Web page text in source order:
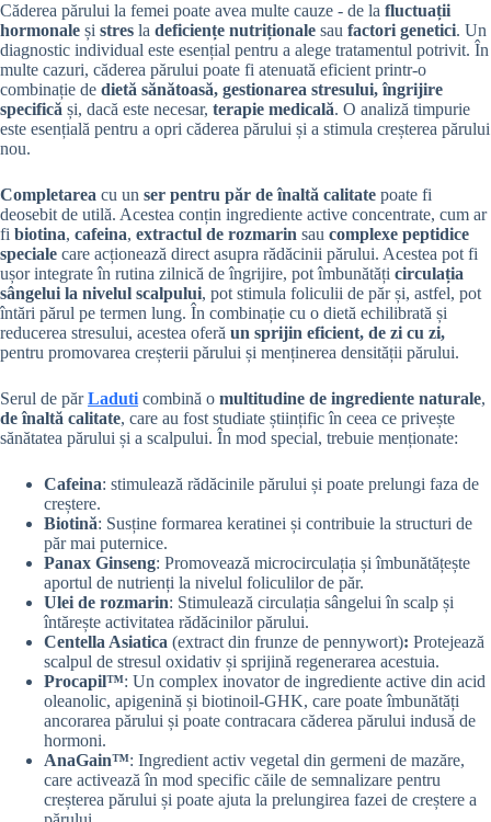
Căderea părului la femei poate avea multe cauze - de la fluctuații
hormonale și stres la deficiențe nutriționale sau factori genetici. Un
diagnostic individual este esențial pentru a alege tratamentul potrivit. În
multe cazuri, căderea părului poate fi atenuată eficient printr-o
combinație de dietă sănătoasă, gestionarea stresului, îngrijire
specifică și, dacă este necesar, terapie medicală. O analiză timpurie
este esențială pentru a opri căderea părului și a stimula creșterea părului
nou.
Completarea cu un ser pentru păr de înaltă calitate poate fi
deosebit de utilă. Acestea conțin ingrediente active concentrate, cum ar
fi biotina, cafeina, extractul de rozmarin sau complexe peptidice
speciale care acționează direct asupra rădăcinii părului. Acestea pot fi
ușor integrate în rutina zilnică de îngrijire, pot îmbunătăți circulația
sângelui la nivelul scalpului, pot stimula foliculii de păr și, astfel, pot
întări părul pe termen lung. În combinație cu o dietă echilibrată și
reducerea stresului, acestea oferă un sprijin eficient, de zi cu zi,
pentru promovarea creșterii părului și menținerea densității părului.
Serul de părLaduti combină o multitudine de ingrediente naturale,
de înaltă calitate, care au fost studiate științific în ceea ce privește
sănătatea părului și a scalpului. În mod special, trebuie menționate:
Cafeina: stimulează rădăcinile părului și poate prelungi faza de
creștere.
Biotină: Susține formarea keratinei și contribuie la structuri de
păr mai puternice.
Panax Ginseng: Promovează microcirculația și îmbunătățește
aportul de nutrienți la nivelul foliculilor de păr.
Ulei de rozmarin: Stimulează circulația sângelui în scalp și
întărește activitatea rădăcinilor părului.
Centella Asiatica (extract din frunze de pennywort): Protejează
scalpul de stresul oxidativ și sprijină regenerarea acestuia.
Procapil™: Un complex inovator de ingrediente active din acid
oleanolic, apigenină și biotinoil-GHK, care poate îmbunătăți
ancorarea părului și poate contracara căderea părului indusă de
hormoni.
AnaGain™: Ingredient activ vegetal din germeni de mazăre,
care activează în mod specific căile de semnalizare pentru
creșterea părului și poate ajuta la prelungirea fazei de creștere a